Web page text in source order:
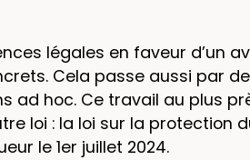
légales en faveur d’un
Cela passe aussi par
ad hoc. Ce travail au plus
loi : la loi sur la protection
le 1er juillet 2024.